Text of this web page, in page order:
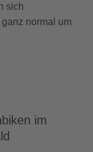
sich
normal um
im